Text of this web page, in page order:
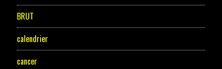
BRUT
calendrier
cancer